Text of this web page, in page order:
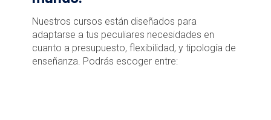
Nuestros cursos están diseñados para
adaptarse a tus peculiares necesidades en
cuanto a presupuesto, flexibilidad, y tipología de
enseñanza. Podrás escoger entre: